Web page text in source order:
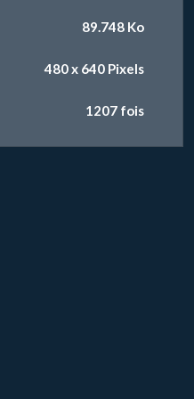
89.748 Ko
480 x 640 Pixels
1207 fois